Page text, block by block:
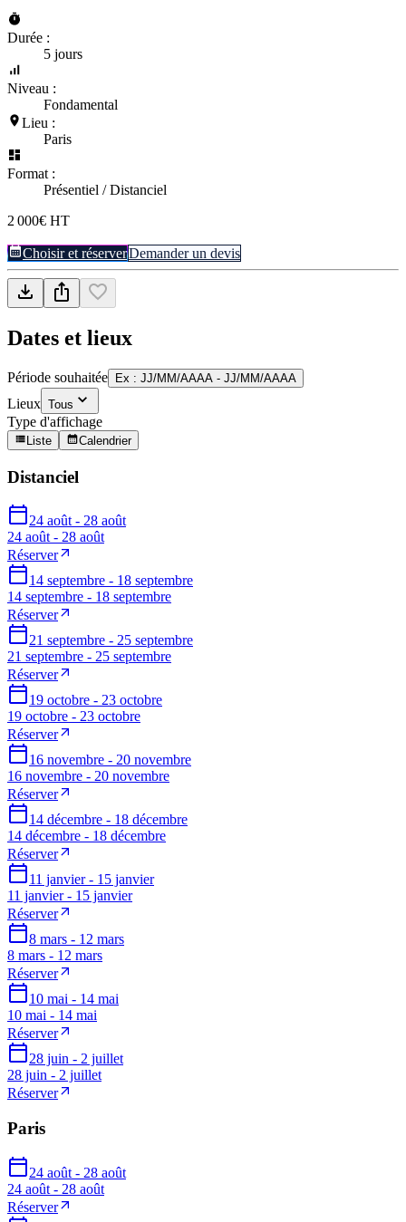
Durée :
5 jours
Niveau :
Fondamental
Lieu :
Paris
Format :
Présentiel / Distanciel
2 000€ HT
Choisir et réserverDemander un devis
Dates et lieux
Période souhaitée Ex : JJ/MM/AAAA - JJ/MM/AAAA
Lieux Tous
Type d'affichage
Liste Calendrier
Distanciel
24 août - 28 août
24 août - 28 août
Réserver
14 septembre - 18 septembre
14 septembre - 18 septembre
Réserver
21 septembre - 25 septembre
21 septembre - 25 septembre
Réserver
19 octobre - 23 octobre
19 octobre - 23 octobre
Réserver
16 novembre - 20 novembre
16 novembre - 20 novembre
Réserver
14 décembre - 18 décembre
14 décembre - 18 décembre
Réserver
11 janvier - 15 janvier
11 janvier - 15 janvier
Réserver
8 mars - 12 mars
8 mars - 12 mars
Réserver
10 mai - 14 mai
10 mai - 14 mai
Réserver
28 juin - 2 juillet
28 juin - 2 juillet
Réserver
Paris
24 août - 28 août
24 août - 28 août
Réserver